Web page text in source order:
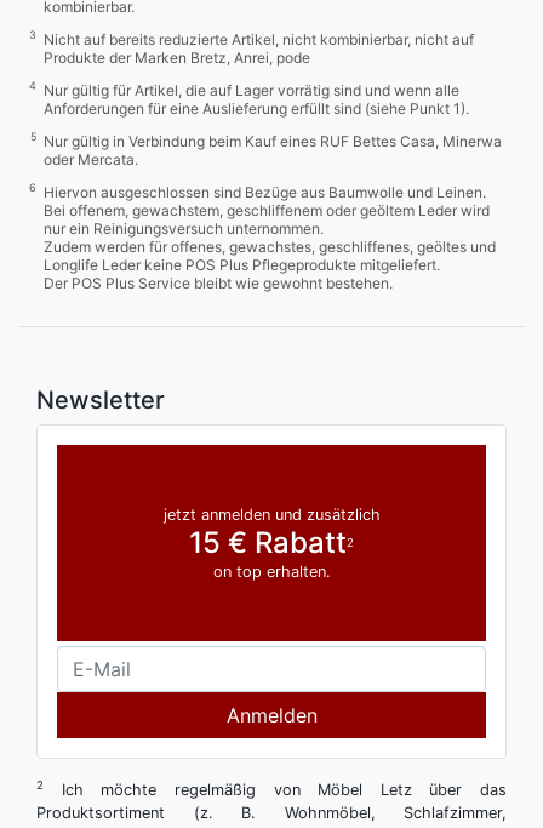
kombinierbar.
3
Nicht auf bereits reduzierte Artikel, nicht kombinierbar, nicht auf
Produkte der Marken Bretz, Anrei, pode
4
Nur gültig für Artikel, die auf Lager vorrätig sind und wenn alle
Anforderungen für eine Auslieferung erfüllt sind (siehe Punkt 1).
5
Nur gültig in Verbindung beim Kauf eines RUF Bettes Casa, Minerwa
oder Mercata.
6
Hiervon ausgeschlossen sind Bezüge aus Baumwolle und Leinen.
Bei offenem, gewachstem, geschliffenem oder geöltem Leder wird
nur ein Reinigungsversuch unternommen.
Zudem werden für offenes, gewachstes, geschliffenes, geöltes und
Longlife Leder keine POS Plus Pflegeprodukte mitgeliefert.
Der POS Plus Service bleibt wie gewohnt bestehen.
Newsletter
jetzt anmelden und zusätzlich
15 € Rabatt2
on top erhalten.
Anmelden
2
Ich möchte regelmäßig von Möbel Letz über das
Produktsortiment (z. B. Wohnmöbel, Schlafzimmer,